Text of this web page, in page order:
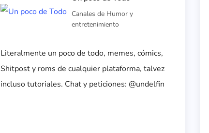
Canales de Humor y
entretenimiento
Literalmente un poco de todo, memes, cómics,
Shitpost y roms de cualquier plataforma, talvez
incluso tutoriales. Chat y peticiones: @undelfin